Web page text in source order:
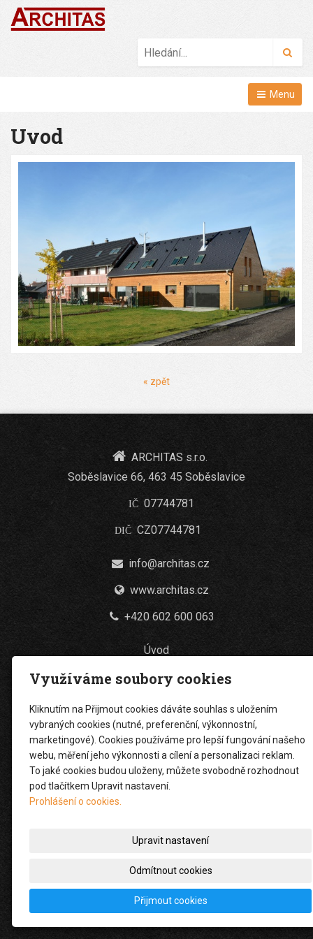
Menu
Uvod
« zpět
ARCHITAS s.r.o.
Soběslavice 66, 463 45 Soběslavice
IČ 07744781
DIČ CZ07744781
info@architas.cz
www.architas.cz
+420 602 600 063
Úvod
Projekce a inženýring
Stavební činnost
Zemní práce
Nákladní doprava
Reference
Kontakt
- projekce | inženýring | realizace
staveb | Mapa webu
Využíváme soubory cookies
Kliknutím na Přijmout cookies dáváte souhlas s uložením
vybraných cookies (nutné, preferenční, výkonnostní,
marketingové). Cookies používáme pro lepší fungování našeho
webu, měření jeho výkonnosti a cílení a personalizaci reklam.
To jaké cookies budou uloženy, můžete svobodně rozhodnout
pod tlačítkem Upravit nastavení.
Prohlášení o cookies.
Upravit nastavení
Odmítnout cookies
Přijmout cookies